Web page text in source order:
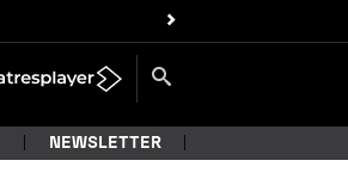
NEWSLETTER